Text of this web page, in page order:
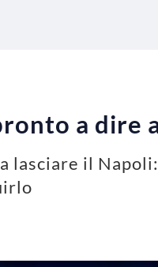
a
lasciare il